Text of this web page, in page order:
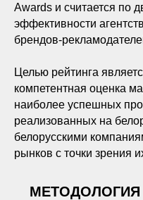
Awards и считается по
эффективности
брендов-
Целью рейтинга
компетентная оценка
наиболее успешных
реализованных на
белорусскими
рынков с точки зрения